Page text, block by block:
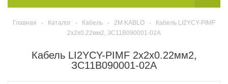
Главная - Каталог - Кабель - 2M KABLO -
Кабель LI2YCY-PIMF
2x2x0.22мм2, ЗС11В090001-02А
Кабель LI2YCY-PIMF 2x2x0.22мм2,
ЗС11В090001-02А